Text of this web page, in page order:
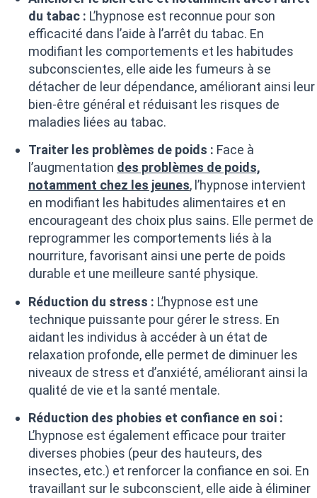
du tabac : L’hypnose est reconnue pour son
efficacité dans l’aide à l’arrêt du tabac. En
modifiant les comportements et les habitudes
subconscientes, elle aide les fumeurs à se
détacher de leur dépendance, améliorant ainsi leur
bien-être général et réduisant les risques de
maladies liées au tabac.
Traiter les problèmes de poids : Face à
l’augmentation des problèmes de poids,
notamment chez les jeunes, l’hypnose intervient
en modifiant les habitudes alimentaires et en
encourageant des choix plus sains. Elle permet de
reprogrammer les comportements liés à la
nourriture, favorisant ainsi une perte de poids
durable et une meilleure santé physique.
Réduction du stress : L’hypnose est une
technique puissante pour gérer le stress. En
aidant les individus à accéder à un état de
relaxation profonde, elle permet de diminuer les
niveaux de stress et d’anxiété, améliorant ainsi la
qualité de vie et la santé mentale.
Réduction des phobies et confiance en soi :
L’hypnose est également efficace pour traiter
diverses phobies (peur des hauteurs, des
insectes, etc.) et renforcer la confiance en soi. En
travaillant sur le subconscient, elle aide à éliminer